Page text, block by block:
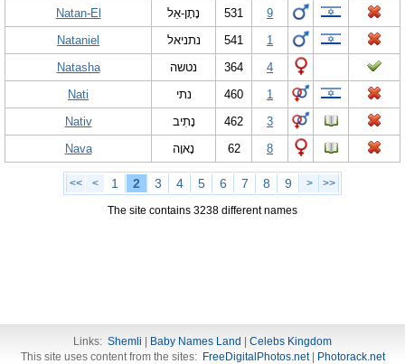
Natan-El
נָתָן-אֵל 531
9
Nataniel
נתניאל 541
1
Natasha
נטשה 364
4
Nati
נתי 460
1
Nativ
נָתִיב 462
3
Nava
נָאוָה 62 8
<< < 1 2 3 4 5 6 7 8 9 > >>
The site contains 3238 different names
Links: Shemli Baby Names Land
Celebs Kingdom
This site uses content from the sites: FreeDigitalPhotos.net| Photorack.net